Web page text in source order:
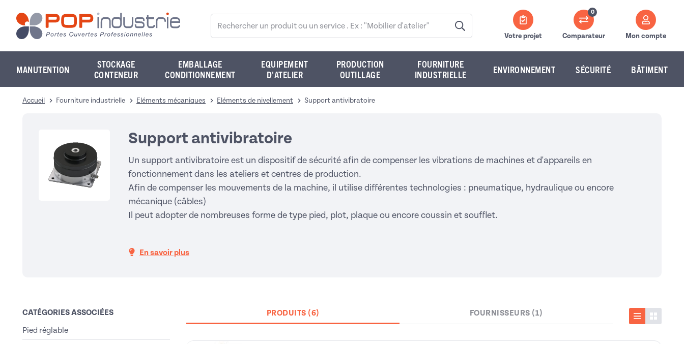
Votre projet
0
Comparateur Mon compte
MANUTENTION
STOCKAGE
CONTENEUR
EMBALLAGE
CONDITIONNEMENT
EQUIPEMENT
D'ATELIER
PRODUCTION
OUTILLAGE
FOURNITURE
INDUSTRIELLE
ENVIRONNEMENT SÉCURITÉ BÂTIMENT
Accueil Fourniture industrielle Eléments mécaniques Eléments de nivellement Support antivibratoire
Support antivibratoire
Un support antivibratoire est un dispositif de sécurité afin de compenser les vibrations de machines et d'appareils en
fonctionnement dans les ateliers et centres de production.
Afin de compenser les mouvements de la machine, il utilise différentes technologies : pneumatique, hydraulique ou encore
mécanique (câbles)
Il peut adopter de nombreuses forme de type pied, plot, plaque ou encore coussin et soufflet.
En savoir plus
CATÉGORIES ASSOCIÉES
Pied réglable
PRODUITS (6)
FOURNISSEURS (1)
Liste